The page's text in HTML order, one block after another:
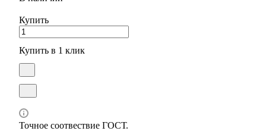
Купить
Купить в 1 клик
Точное соотвествие ГОСТ.